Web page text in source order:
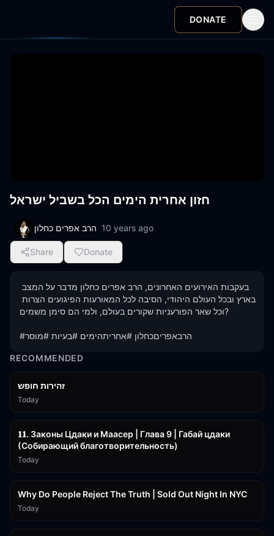
DONATE
חזון אחרית הימים הכל בשביל ישראל
הרב אפרים כחלון 10 years ago
Share Donate
וכל שאר הפורעניות שקורים בעולם, ולמי הם סימן משמים?
#הרבאפריםכחלון #אחריתהימים #בעיות #מוסר
RECOMMENDED
זהירות חופש
Today
𝟏𝟏. Законы Цдаки и Маасер | Глава 9 | Габай цдаки
(Собирающий благотворительность)
Today
Why Do People Reject The Truth | Sold Out Night In NYC
Today